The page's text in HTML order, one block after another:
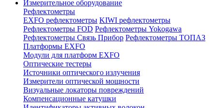
Измерительное оборудование
Рефлектометры
EXFO рефлектометры KIWI рефлектометры
Рефлектометры FOD Рефлектометры Yokogawa
Рефлектометры Связь Прибор Рефлектометры ТОПАЗ
Платформы EXFO
Модули для платформ EXFO
Оптические тестеры
Источники оптического излучения
Измерители оптической мощности
Визуальные локаторы повреждений
Компенсационные катушки